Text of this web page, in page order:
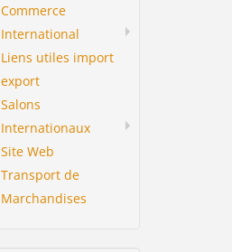
Commerce
International
Liens utiles import
export
Salons
Internationaux
Site Web
Transport de
Marchandises